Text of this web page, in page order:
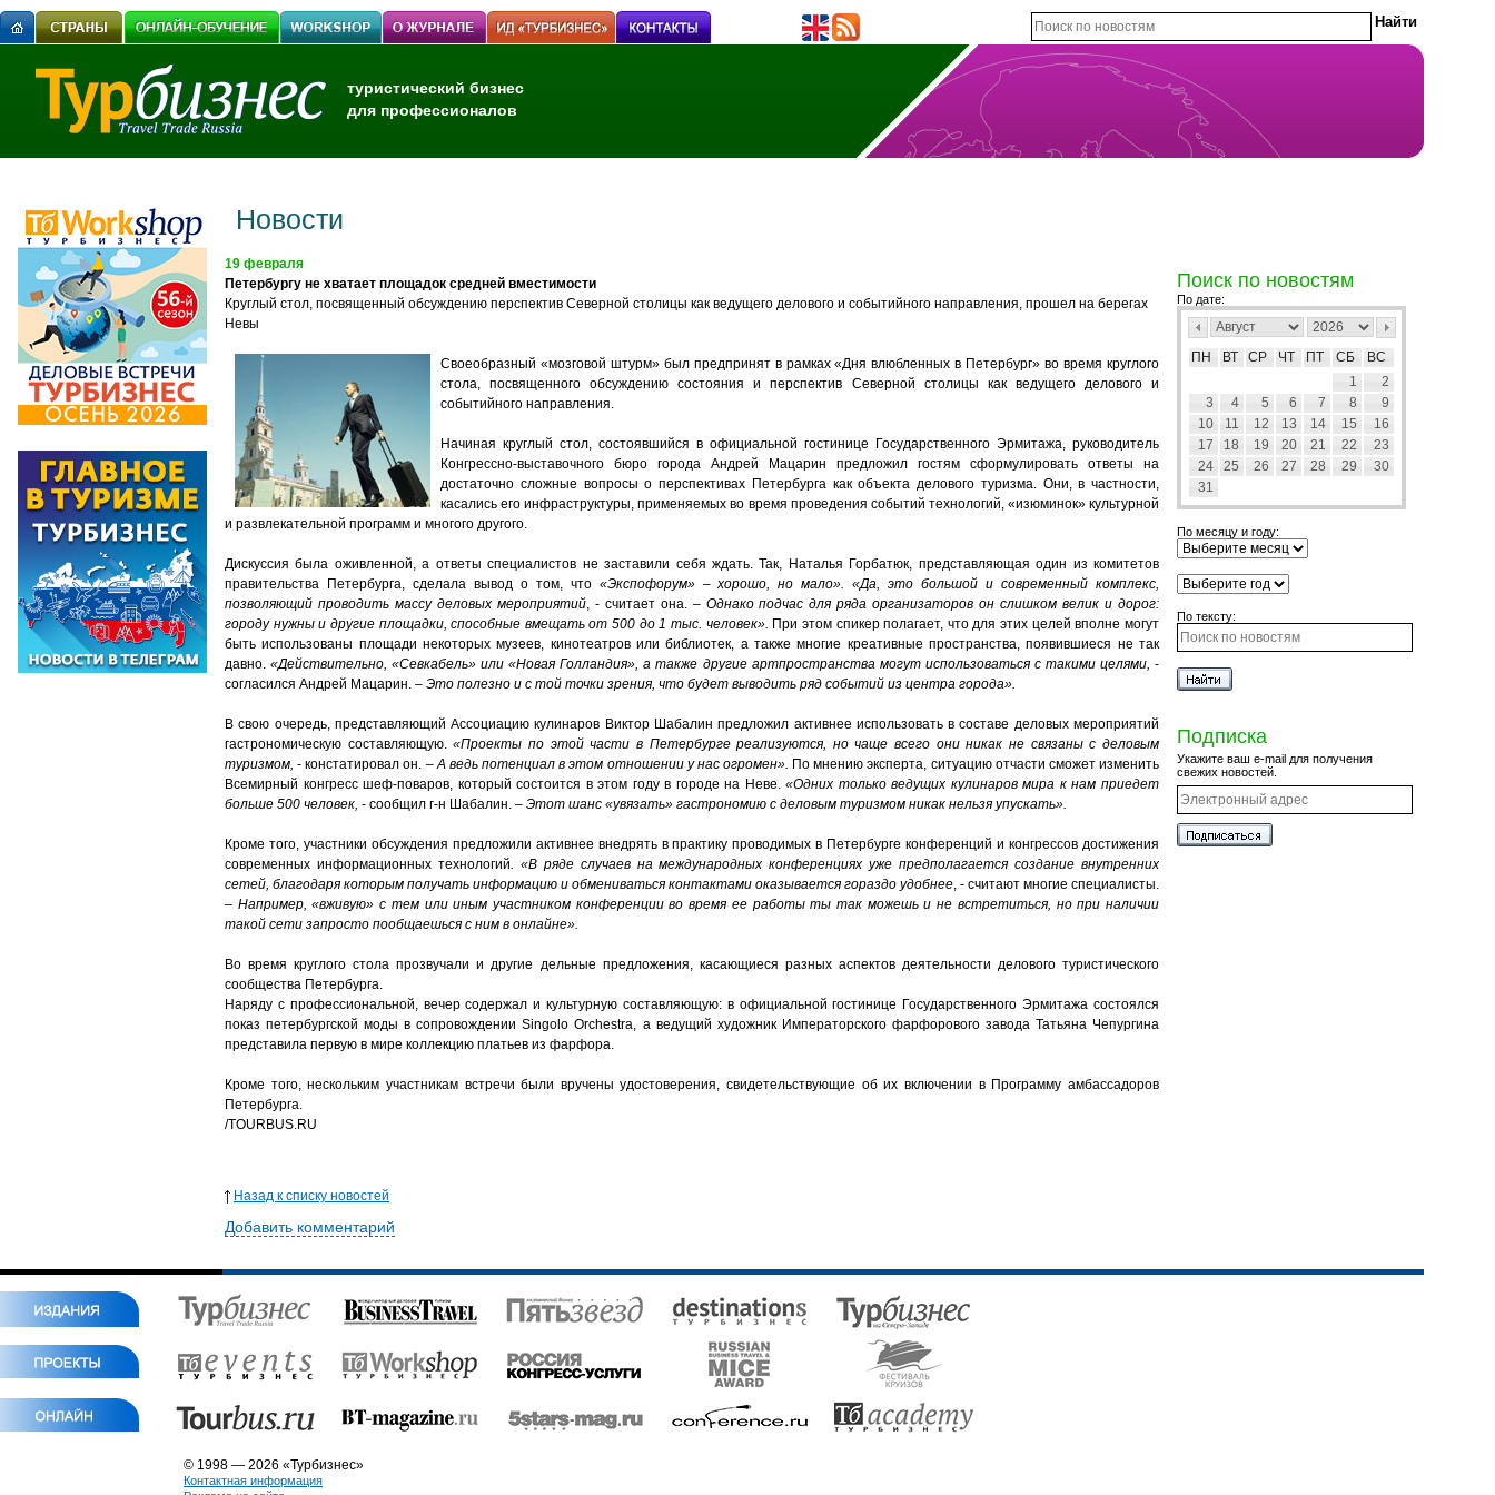
туристический бизнес
для профессионалов
Новости
19 февраля
Петербургу не хватает площадок средней вместимости
Круглый стол, посвященный обсуждению перспектив Северной столицы как ведущего делового и событийного направления, прошел на берегах
Невы
Своеобразный «мозговой штурм» был предпринят в рамках «Дня влюбленных в Петербург» во время круглого
стола, посвященного обсуждению состояния и перспектив Северной столицы как ведущего делового и
событийного направления.
Начиная круглый стол, состоявшийся в официальной гостинице Государственного Эрмитажа, руководитель
Конгрессно-выставочного бюро города Андрей Мацарин предложил гостям сформулировать ответы на
достаточно сложные вопросы о перспективах Петербурга как объекта делового туризма. Они, в частности,
касались его инфраструктуры, применяемых во время проведения событий технологий, «изюминок» культурной
и развлекательной программ и многого другого.
Дискуссия была оживленной, а ответы специалистов не заставили себя ждать. Так, Наталья Горбатюк, представляющая один из комитетов
правительства Петербурга, сделала вывод о том, что «Экспофорум» – хорошо, но мало». «Да, это большой и современный комплекс,
позволяющий проводить массу деловых мероприятий, - считает она. – Однако подчас для ряда организаторов он слишком велик и дорог:
городу нужны и другие площадки, способные вмещать от 500 до 1 тыс. человек». При этом спикер полагает, что для этих целей вполне могут
быть использованы площади некоторых музеев, кинотеатров или библиотек, а также многие креативные пространства, появившиеся не так
давно.«Действительно, «Севкабель» или «Новая Голландия», а также другие артпространства могут использоваться с такими целями, -
согласился Андрей Мацарин. – Это полезно и с той точки зрения, что будет выводить ряд событий из центра города».
В свою очередь, представляющий Ассоциацию кулинаров Виктор Шабалин предложил активнее использовать в составе деловых мероприятий
гастрономическую составляющую.«Проекты по этой части в Петербурге реализуются, но чаще всего они никак не связаны с деловым
туризмом, - констатировал он. – А ведь потенциал в этом отношении у нас огромен». По мнению эксперта, ситуацию отчасти сможет изменить
Всемирный конгресс шеф-поваров, который состоится в этом году в городе на Неве.«Одних только ведущих кулинаров мира к нам приедет
больше 500 человек, - сообщил г-н Шабалин. – Этот шанс «увязать» гастрономию с деловым туризмом никак нельзя упускать».
Кроме того, участники обсуждения предложили активнее внедрять в практику проводимых в Петербурге конференций и конгрессов достижения
современных информационных технологий. «В ряде случаев на международных конференциях уже предполагается создание внутренних
сетей, благодаря которым получать информацию и обмениваться контактами оказывается гораздо удобнее, - считают многие специалисты.
– Например, «вживую» с тем или иным участником конференции во время ее работы ты так можешь и не встретиться, но при наличии
такой сети запросто пообщаешься с ним в онлайне».
Во время круглого стола прозвучали и другие дельные предложения, касающиеся разных аспектов деятельности делового туристического
сообщества Петербурга.
Наряду с профессиональной, вечер содержал и культурную составляющую: в официальной гостинице Государственного Эрмитажа состоялся
показ петербургской моды в сопровождении Singolo Orchestra, а ведущий художник Императорского фарфорового завода Татьяна Чепургина
представила первую в мире коллекцию платьев из фарфора.
Кроме того, нескольким участникам встречи были вручены удостоверения, свидетельствующие об их включении в Программу амбассадоров
Петербурга.
/TOURBUS.RU
Назад к списку новостей
Добавить комментарий
Поиск по новостям
По дате:
ПН ВТ СР ЧТ ПТ СБ
ВС
1
2
3
4 5 6 7 8
9
10
11 12 13 14 15
16
17
18 19 20 21 22
23
24
25 26 27 28 29
30
31
По месяцу и году:
По тексту:
Подписка
Укажите ваш e-mail для получения
свежих новостей.
© 1998 — 2026 «Турбизнес»
Контактная информация